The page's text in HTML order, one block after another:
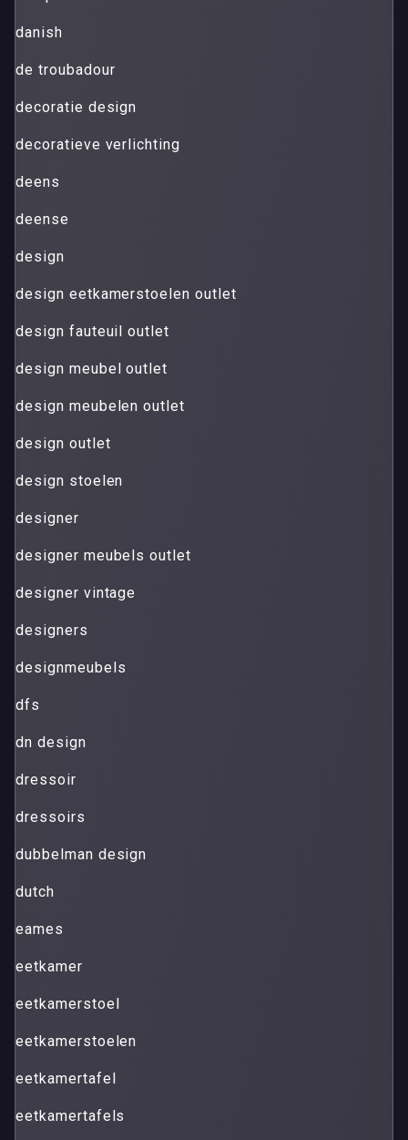
danish
de troubadour
decoratie design
decoratieve verlichting
deens
deense
design
design eetkamerstoelen outlet
design fauteuil outlet
design meubel outlet
design meubelen outlet
design outlet
design stoelen
designer
designer meubels outlet
designer vintage
designers
designmeubels
dfs
dn design
dressoir
dressoirs
dubbelman design
dutch
eames
eetkamer
eetkamerstoel
eetkamerstoelen
eetkamertafel
eetkamertafels